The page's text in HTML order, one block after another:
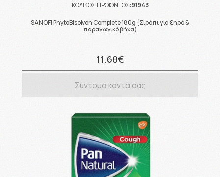
ΚΩΔΙΚΟΣ ΠΡΟΪΟΝΤΟΣ:91943
SANOFI PhytoBisolvon Complete 180g (Σιρόπι για ξηρό &
παραγωγικό βήχα)
11.68€
Σύντομα κοντά σας